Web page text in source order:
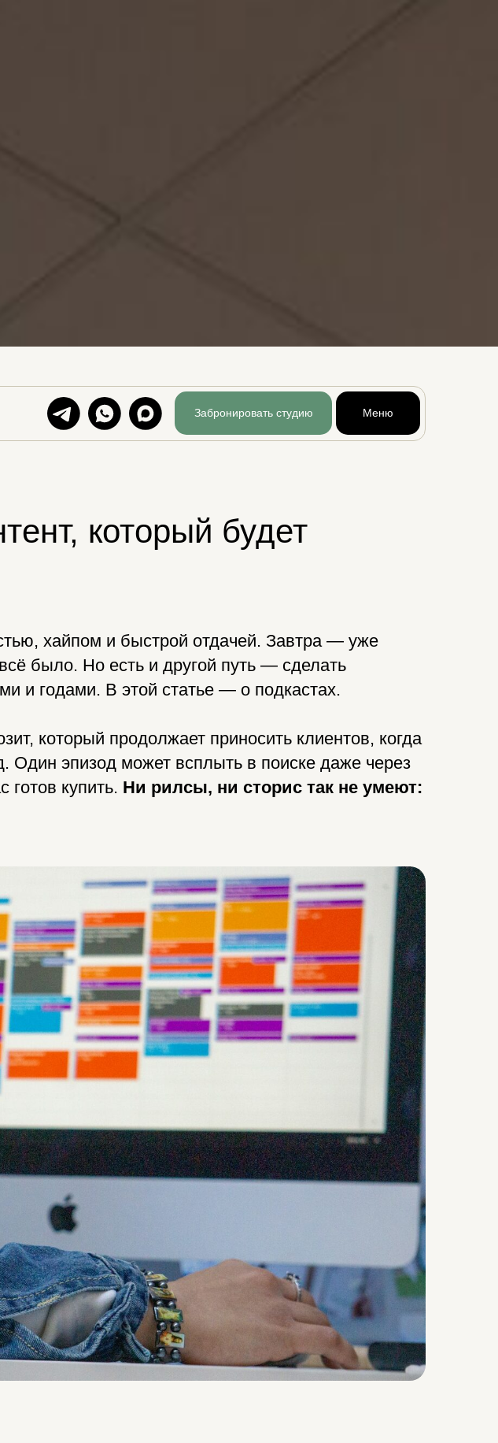
Забронировать студию Меню
который будет
хайпом и быстрой отдачей. Завтра — уже
было. Но есть и другой путь — сделать
и годами. В этой статье — о подкастах.
который продолжает приносить клиентов, когда
Один эпизод может всплыть в поиске даже через
готов купить. Ни рилсы, ни сторис так не умеют: